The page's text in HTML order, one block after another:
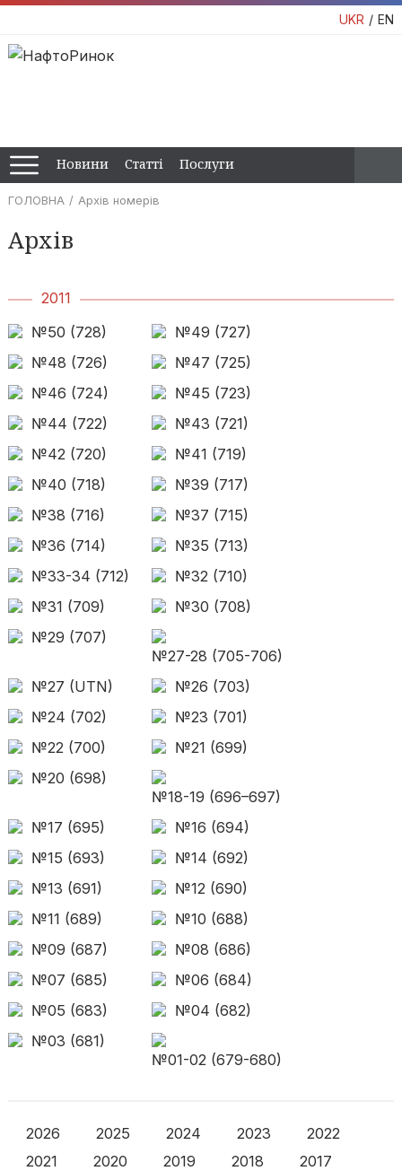
UKR EN
Новини Статті Послуги
ГОЛОВНА Архів номерів
Архів
2011
№50 (728)
№49 (727)
№48 (726)
№47 (725)
№46 (724)
№45 (723)
№44 (722)
№43 (721)
№42 (720)
№41 (719)
№40 (718)
№39 (717)
№38 (716)
№37 (715)
№36 (714)
№35 (713)
№33-34 (712)
№32 (710)
№31 (709)
№30 (708)
№29 (707)
№27-28 (705-706)
№27 (UTN)
№26 (703)
№24 (702)
№23 (701)
№22 (700)
№21 (699)
№20 (698)
№18-19 (696–697)
№17 (695)
№16 (694)
№15 (693)
№14 (692)
№13 (691)
№12 (690)
№11 (689)
№10 (688)
№09 (687)
№08 (686)
№07 (685)
№06 (684)
№05 (683)
№04 (682)
№03 (681)
№01-02 (679-680)
2026 2025 2024 2023
2022
2021
2020 2019 2018
2017